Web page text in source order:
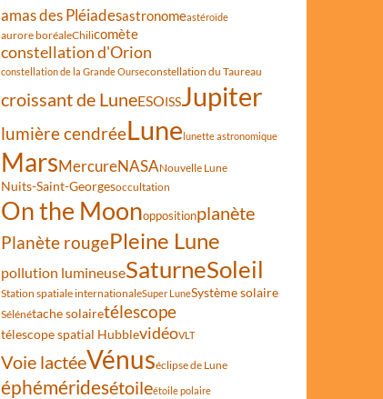
amas des Pléiadesastronomeastéroïde
aurore boréaleChilicomète
constellation d'Orion
constellation de la Grande Ourseconstellation du Taureau
croissant de LuneESOISSJupiter
lumière cendréeLunelunette astronomique
MarsMercureNASANouvelle Lune
Nuits-Saint-Georgesoccultation
On the Moonoppositionplanète
Planète rougePleine Lune
pollution lumineuseSaturneSoleil
Station spatiale internationaleSuper LuneSystème solaire
Sélénétache solairetélescope
télescope spatial HubblevidéoVLT
Voie lactéeVénuséclipse de Lune
éphéméridesétoileétoile polaire